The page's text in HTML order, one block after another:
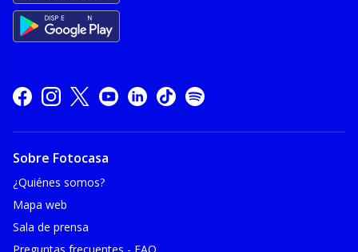
Sobre Fotocasa
¿Quiénes somos?
Mapa web
Sala de prensa